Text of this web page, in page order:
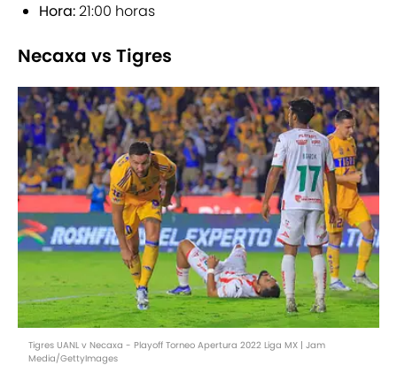
Hora:21:00 horas
Necaxa vs Tigres
Tigres UANL v Necaxa - Playoff Torneo Apertura 2022 Liga MX | Jam
Media/GettyImages